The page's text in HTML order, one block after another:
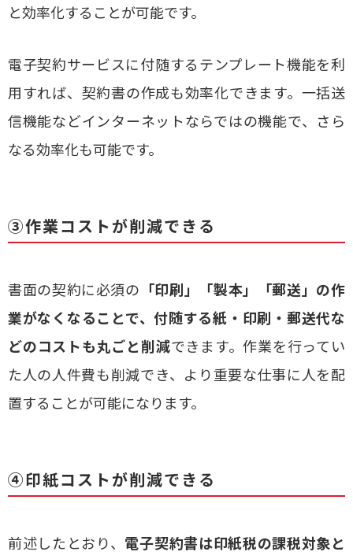
と効率化することが可能です。
電子契約サービスに付随するテンプレート機能を利
用すれば、契約書の作成も効率化できます。一括送
信機能などインターネットならではの機能で、さら
なる効率化も可能です。
③作業コストが削減できる
書面の契約に必須の 「印刷」「製本」「郵送」の作
業がなくなることで、付随する紙・印刷・郵送代な
どのコストも丸ごと削減できます。作業を行ってい
た人の人件費も削減でき、より重要な仕事に人を配
置することが可能になります。
④印紙コストが削減できる
前述したとおり、 電子契約書は印紙税の課税対象と